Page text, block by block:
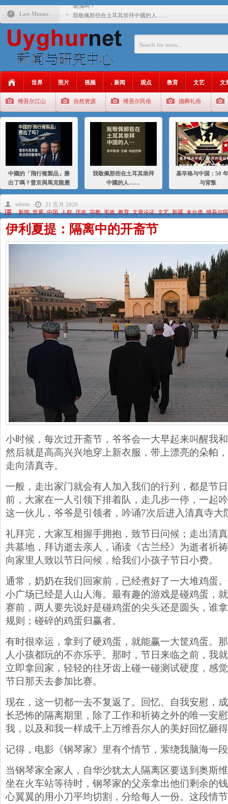
Last Minute
羞愧嗎？
我敬佩那些在土耳其崇拜中國的人……
基辛格与中国：50 年的爱与背叛
年的百年關係
大一统情结使魏京生失去理智 / 伊利夏提
伊利夏提：在自责与内疚中的挣扎
伊利夏提：消失在集中营的红衣女孩
伊利夏提：维吾尔种族灭绝
世界 照片 视频 . 新闻 观点 教育 文艺 文
维吾尔江山 自然资源 维吾尔民俗 婚葬礼俗
中國的「飛行複製品」勝
出了嗎？普京與馬克龍應
我敬佩那些在土耳其崇拜
中國的人……
基辛格与中国：50
与背叛
admin
21 五月 2020
. 新闻,世界,中国,人权,历史,宗教,宪政,教育,文章论证,文艺,新疆,未分类,维吾尔
伊利夏提：隔离中的开斋节
小时候，每次过开斋节，爷爷会一大早起来叫醒我
然后就是高高兴兴地穿上新衣服，带上漂亮的朵帕
走向清真寺。
一般，走出家门就会有人加入我们的行列，都是节
前，大家在一人引领下排着队，走几步一停，一起
这一伙儿，爷爷是引领者，吟诵7次后进入清真寺大
礼拜完，大家互相握手拥抱，致节日问候；走出清
共墓地，拜访逝去亲人，诵读《古兰经》为逝者祈
向家里人致以节日问候，给我们小孩子节日小费。
通常，奶奶在我们回家前，已经煮好了一大堆鸡蛋
小广场已经是人山人海。最有趣的游戏是碰鸡蛋，
赛前，两人要先说好是碰鸡蛋的尖头还是圆头，谁
规则；碰碎的鸡蛋归赢者。
有时很幸运，拿到了硬鸡蛋，就能赢一大筐鸡蛋。
人小孩都玩的不亦乐乎。那时，节日来临之前，我
立即拿回家，轻轻的往牙齿上碰一碰测试硬度，感
节日那天去参加比赛。
现在，这一切都一去不复返了。回忆、自我安慰，
长恐怖的隔离期里，除了工作和祈祷之外的唯一安
我，以及和我一样成千上万维吾尔人的美好回忆砸
记得，电影《钢琴家》里有个情节，萦绕我脑海一
当钢琴家全家人，自华沙犹太人隔离区要送到奥斯
坐在火车站等待时，钢琴家的父亲拿出他们剩余的
心翼翼的用小刀平均切割，分给每人一份。这段情